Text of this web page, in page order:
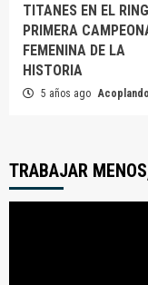
TITANES EN EL
PRIMERA
FEMENINA DE LA
HISTORIA
5 años ago Acoplando
TRABAJAR